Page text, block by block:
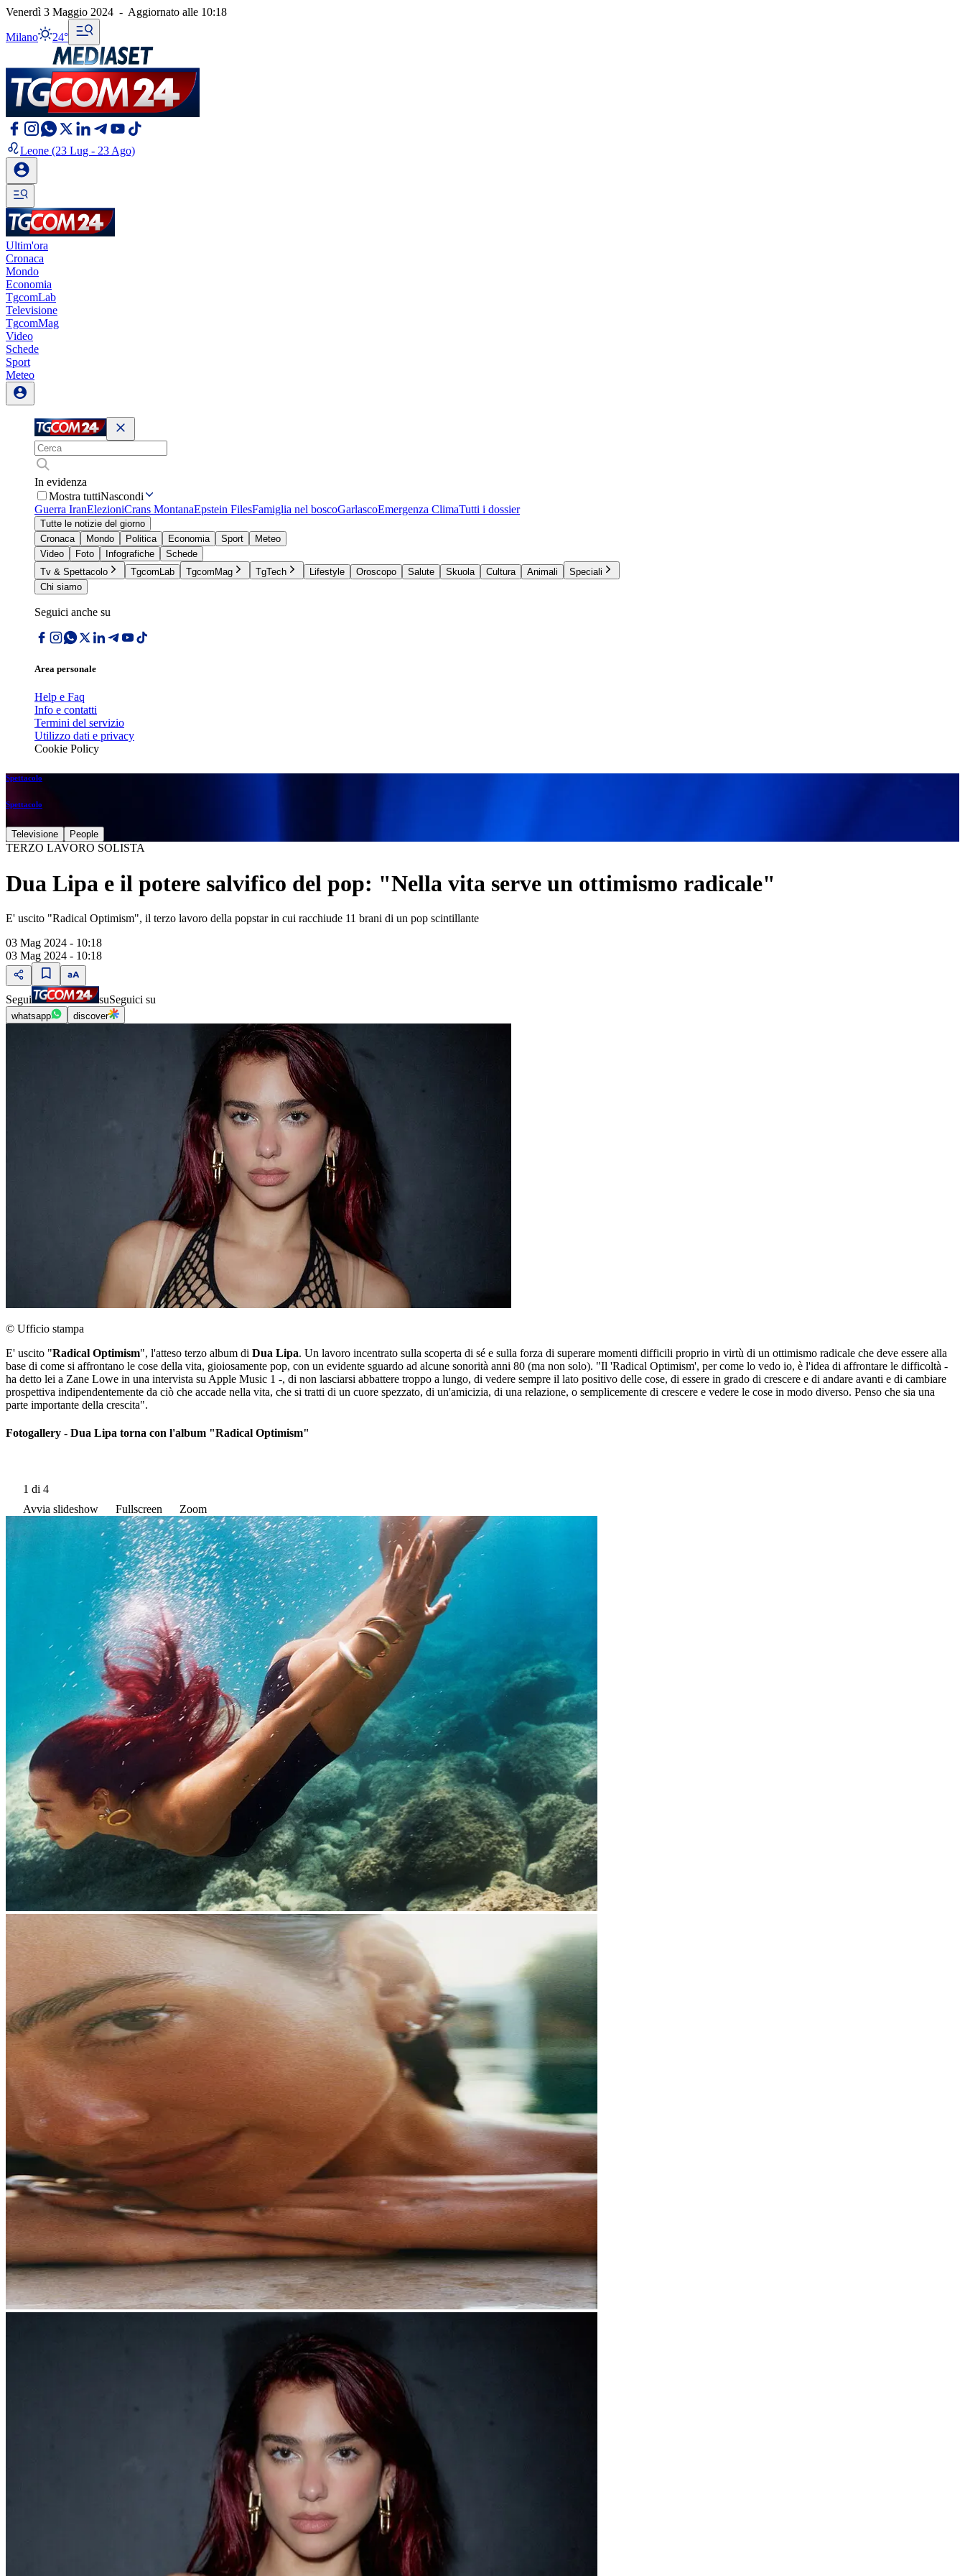
Venerdì 3 Maggio 2024 - Aggiornato alle 10:18
Milano 24°
Leone (23 Lug - 23 Ago)
Ultim'ora
Cronaca
Mondo
Economia
TgcomLab
Televisione
TgcomMag
Video
Schede
Sport
Meteo
In evidenza
Mostra tuttiNascondi
Guerra IranElezioniCrans MontanaEpstein FilesFamiglia nel boscoGarlascoEmergenza ClimaTutti i dossier
Tutte le notizie del giorno
Cronaca
Mondo Politica Economia Sport
Meteo
Video
Foto Infografiche
Schede
Tv & Spettacolo
TgcomLab TgcomMag TgTech Lifestyle Oroscopo Salute Skuola Cultura Animali
Speciali
Chi siamo
Seguici anche su
Area personale
Help e Faq
Info e contatti
Termini del servizio
Utilizzo dati e privacy
Cookie Policy
Spettacolo
Spettacolo
Televisione People
TERZO LAVORO SOLISTA
Dua Lipa e il potere salvifico del pop: "Nella vita serve un ottimismo radicale"
E' uscito "Radical Optimism", il terzo lavoro della popstar in cui racchiude 11 brani di un pop scintillante
03 Mag 2024 - 10:18
03 Mag 2024 - 10:18
Segui suSeguici su
whatsapp discover
© Ufficio stampa
E' uscito "Radical Optimism", l'atteso terzo album di Dua Lipa. Un lavoro incentrato sulla scoperta di sé e sulla forza di superare momenti difficili proprio in virtù di un ottimismo radicale che deve essere alla
base di come si affrontano le cose della vita, gioiosamente pop, con un evidente sguardo ad alcune sonorità anni 80 (ma non solo). "Il 'Radical Optimism', per come lo vedo io, è l'idea di affrontare le difficoltà -
ha detto lei a Zane Lowe in una intervista su Apple Music 1 -, di non lasciarsi abbattere troppo a lungo, di vedere sempre il lato positivo delle cose, di essere in grado di crescere e di andare avanti e di cambiare
prospettiva indipendentemente da ciò che accade nella vita, che si tratti di un cuore spezzato, di un'amicizia, di una relazione, o semplicemente di crescere e vedere le cose in modo diverso. Penso che sia una
parte importante della crescita".
Fotogallery - Dua Lipa torna con l'album "Radical Optimism"
1 di 4
Avvia slideshow
Fullscreen Zoom